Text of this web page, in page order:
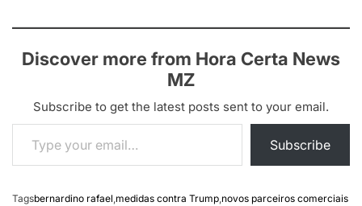
Discover more from Hora Certa News
MZ
Subscribe to get the latest posts sent to your email.
Type your email…
Subscribe
Tagsbernardino rafael,medidas contra Trump,novos parceiros comerciais